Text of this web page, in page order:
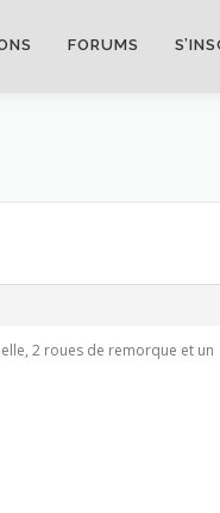
FORUMS
2 roues de remorque et un